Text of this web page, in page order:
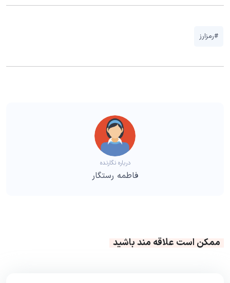
#رمزارز
درباره نگارنده
فاطمه رستگار
ممکن است علاقه مند باشید